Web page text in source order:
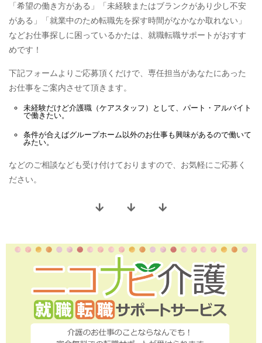
「希望の働き方がある」「未経験またはブランクがあり少し不安
がある」「就業中のため転職先を探す時間がなかなか取れない」
などお仕事探しに困っているかたは、就職転職サポートがおすす
めです！
下記フォームよりご応募頂くだけで、専任担当があなたにあった
お仕事をご案内させて頂きます。
未経験だけど介護職（ケアスタッフ） として、 パート・アルバイト
で働きたい。
条件が合えばグループホーム 以外のお仕事も興味があるので働いて
みたい。
などのご相談なども受け付けておりますので、お気軽にご応募く
ださい。